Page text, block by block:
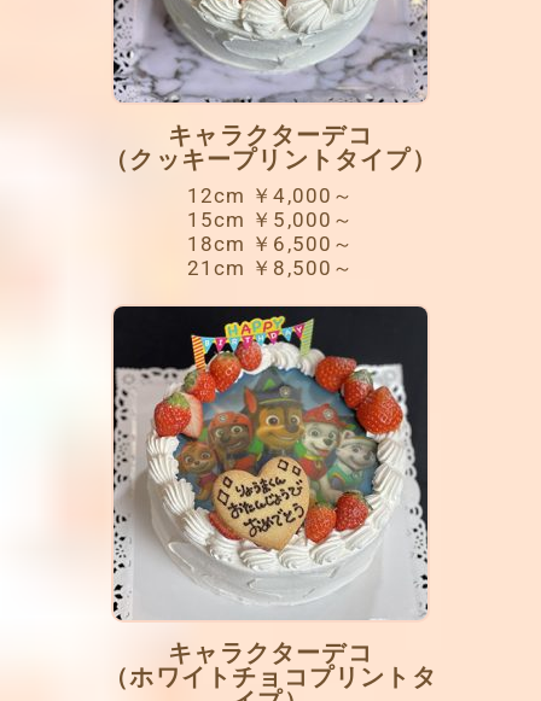
キャラクターデコ
（クッキープリントタイプ）
12cm ￥4,000～
15cm ￥5,000～
18cm ￥6,500～
21cm ￥8,500～
キャラクターデコ
（ホワイトチョコプリントタ